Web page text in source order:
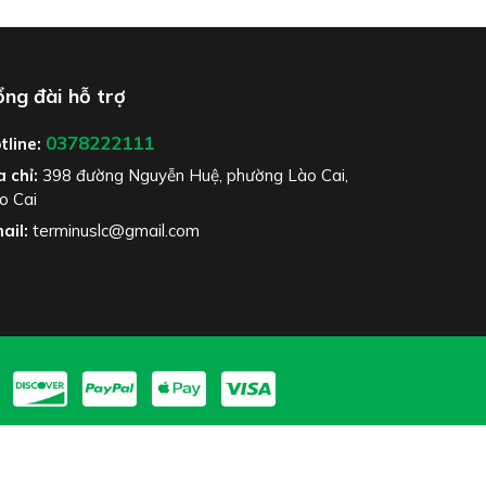
đài hỗ trợ
0378222111
chỉ: 398 đường Nguyễn Huệ, phường Lào Cai,
Cai
terminuslc@gmail.com